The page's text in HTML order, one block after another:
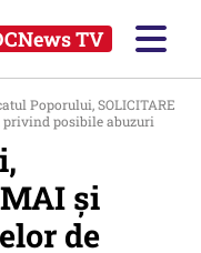
TV
Poporului, SOLICITARE
posibile abuzuri
și
de